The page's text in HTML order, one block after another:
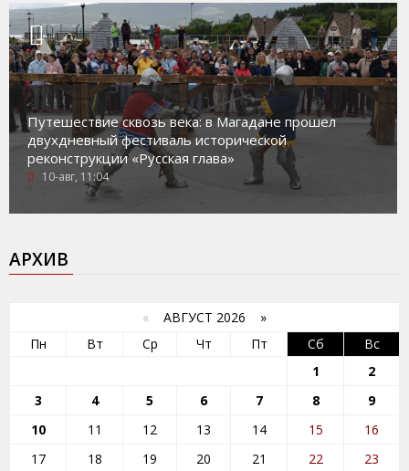
Путешествие сквозь века: в Магадане прошел
двухдневный фестиваль исторической
реконструкции «Русская глава»
10-авг, 11:04
АРХИВ
« АВГУСТ 2026 »
Пн
Вт Ср Чт Пт Сб
Вс
1
2
3
4 5 6 7 8
9
10
11 12 13 14 15
16
17
18 19 20 21 22
23